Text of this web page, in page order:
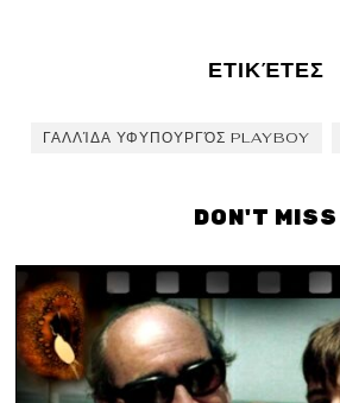
ΕΤΙΚΈΤΕΣ
ΓΑΛΛΊΔΑ ΥΦΥΠΟΥΡΓΌΣ PLAYBOY
DON'T MISS